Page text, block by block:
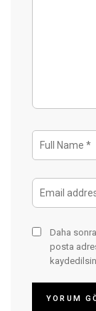
Daha
posta
kaydedilsin.